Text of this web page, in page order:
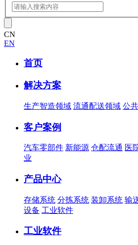
CN
EN
首页
解决方案
生产智造领域 流通配送领域 公
客户案例
汽车零部件 新能源 仓配流通 医
业
产品中心
存储系统 分拣系统 装卸系统 输
设备 工业软件
工业软件